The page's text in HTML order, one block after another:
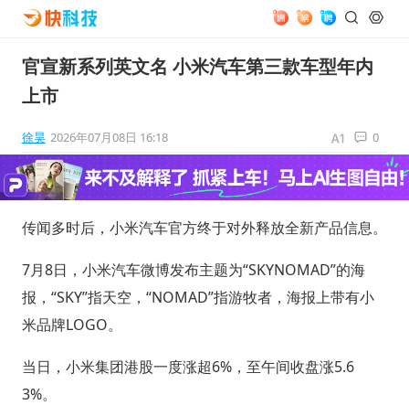
官宣新系列英文名 小米汽车第三款车型年内
上市
徐昊 2026年07月08日 16:18 0
传闻多时后，小米汽车官方终于对外释放全新产品信息。
7月8日，小米汽车微博发布主题为“SKYNOMAD”的海
报，“SKY”指天空，“NOMAD”指游牧者，海报上带有小
米品牌LOGO。
当日，小米集团港股一度涨超6%，至午间收盘涨5.6
3%。